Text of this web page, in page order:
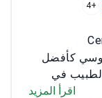
+4
روسي كأفضل
في
اقرأ المزيد